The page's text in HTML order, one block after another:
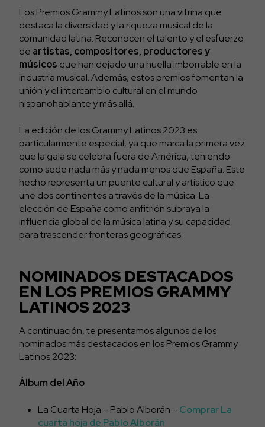
Los Premios Grammy Latinos son una vitrina que
destaca la diversidad y la riqueza musical de la
comunidad latina. Reconocen el talento y el esfuerzo
de artistas, compositores, productores y
músicos que han dejado una huella imborrable en la
industria musical. Además, estos premios fomentan la
unión y el intercambio cultural en el mundo
hispanohablante y más allá.
La edición de los Grammy Latinos 2023 es
particularmente especial, ya que marca la primera vez
que la gala se celebra fuera de América, teniendo
como sede nada más y nada menos que España. Este
hecho representa un puente cultural y artístico que
une dos continentes a través de la música. La
elección de España como anfitrión subraya la
influencia global de la música latina y su capacidad
para trascender fronteras geográficas.
NOMINADOS DESTACADOS
EN LOS PREMIOS GRAMMY
LATINOS 2023
A continuación, te presentamos algunos de los
nominados más destacados en los Premios Grammy
Latinos 2023:
Álbum del Año
La Cuarta Hoja – Pablo Alborán – Comprar La
cuarta hoja de Pablo Alborán